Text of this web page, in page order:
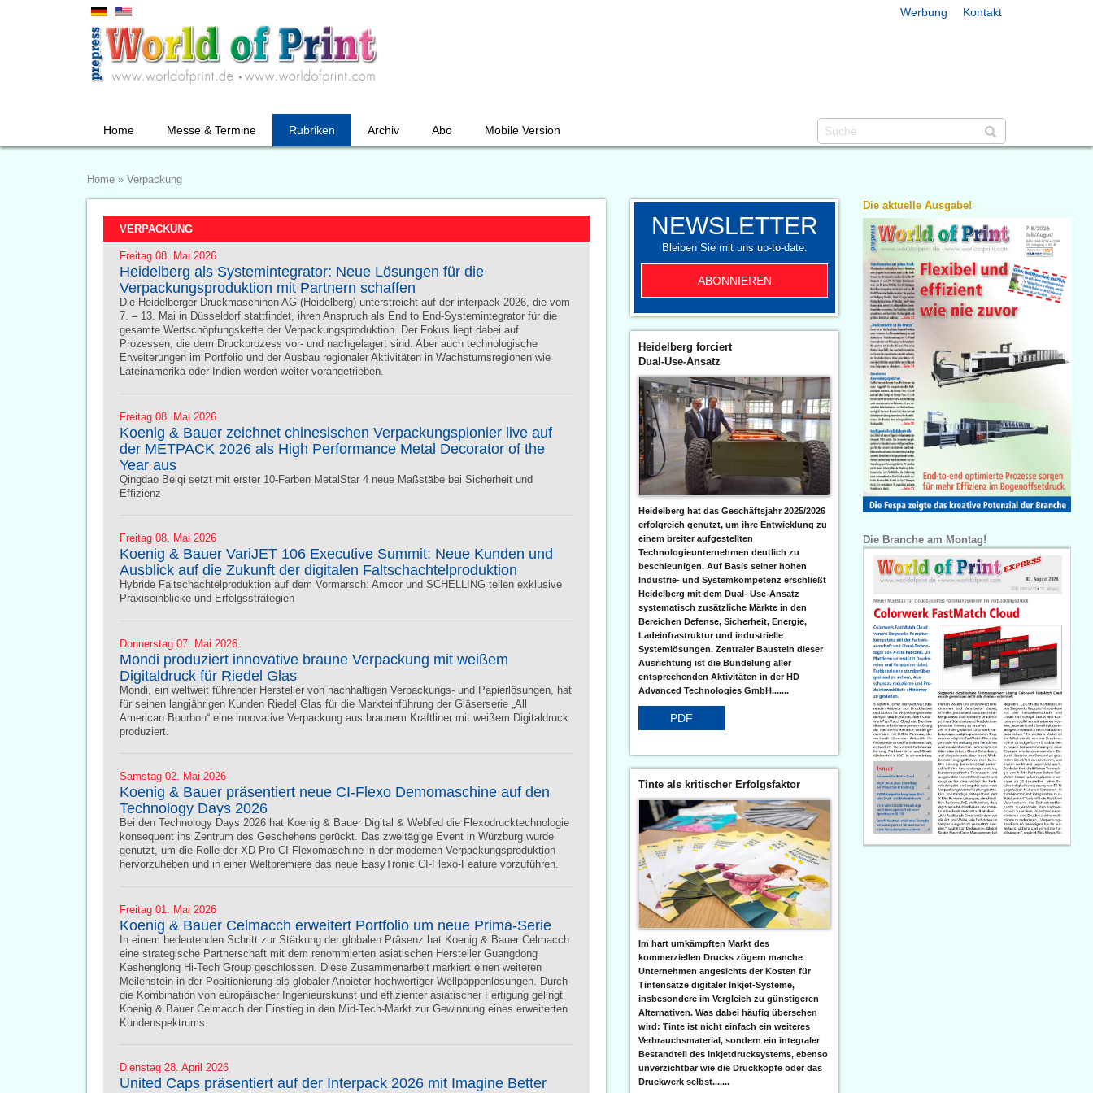
Werbung Kontakt
Home Messe & Termine Rubriken Archiv Abo Mobile Version
Home » Verpackung
VERPACKUNG
Freitag 08. Mai 2026
Heidelberg als Systemintegrator: Neue Lösungen für die
Verpackungsproduktion mit Partnern schaffen
Die Heidelberger Druckmaschinen AG (Heidelberg) unterstreicht auf der interpack 2026, die vom
7. – 13. Mai in Düsseldorf stattfindet, ihren Anspruch als End to End-Systemintegrator für die
gesamte Wertschöpfungskette der Verpackungsproduktion. Der Fokus liegt dabei auf
Prozessen, die dem Druckprozess vor- und nachgelagert sind. Aber auch technologische
Erweiterungen im Portfolio und der Ausbau regionaler Aktivitäten in Wachstumsregionen wie
Lateinamerika oder Indien werden weiter vorangetrieben.
Freitag 08. Mai 2026
Koenig & Bauer zeichnet chinesischen Verpackungspionier live auf
der METPACK 2026 als High Performance Metal Decorator of the
Year aus
Qingdao Beiqi setzt mit erster 10-Farben MetalStar 4 neue Maßstäbe bei Sicherheit und
Effizienz
Freitag 08. Mai 2026
Koenig & Bauer VariJET 106 Executive Summit: Neue Kunden und
Ausblick auf die Zukunft der digitalen Faltschachtelproduktion
Hybride Faltschachtelproduktion auf dem Vormarsch: Amcor und SCHELLING teilen exklusive
Praxiseinblicke und Erfolgsstrategien
Donnerstag 07. Mai 2026
Mondi produziert innovative braune Verpackung mit weißem
Digitaldruck für Riedel Glas
Mondi, ein weltweit führender Hersteller von nachhaltigen Verpackungs- und Papierlösungen, hat
für seinen langjährigen Kunden Riedel Glas für die Markteinführung der Gläserserie „All
American Bourbon“ eine innovative Verpackung aus braunem Kraftliner mit weißem Digitaldruck
produziert.
Samstag 02. Mai 2026
Koenig & Bauer präsentiert neue CI-Flexo Demomaschine auf den
Technology Days 2026
Bei den Technology Days 2026 hat Koenig & Bauer Digital & Webfed die Flexodrucktechnologie
konsequent ins Zentrum des Geschehens gerückt. Das zweitägige Event in Würzburg wurde
genutzt, um die Rolle der XD Pro CI-Flexomaschine in der modernen Verpackungsproduktion
hervorzuheben und in einer Weltpremiere das neue EasyTronic CI-Flexo-Feature vorzuführen.
Freitag 01. Mai 2026
Koenig & Bauer Celmacch erweitert Portfolio um neue Prima-Serie
In einem bedeutenden Schritt zur Stärkung der globalen Präsenz hat Koenig & Bauer Celmacch
eine strategische Partnerschaft mit dem renommierten asiatischen Hersteller Guangdong
Keshenglong Hi-Tech Group geschlossen. Diese Zusammenarbeit markiert einen weiteren
Meilenstein in der Positionierung als globaler Anbieter hochwertiger Wellpappenlösungen. Durch
die Kombination von europäischer Ingenieurskunst und effizienter asiatischer Fertigung gelingt
Koenig & Bauer Celmacch der Einstieg in den Mid-Tech-Markt zur Gewinnung eines erweiterten
Kundenspektrums.
Dienstag 28. April 2026
United Caps präsentiert auf der Interpack 2026 mit Imagine Better
NEWSLETTER
Bleiben Sie mit uns up-to-date.
ABONNIEREN
Heidelberg forciert
Dual-Use-Ansatz
Heidelberg hat das Geschäftsjahr 2025/2026
erfolgreich genutzt, um ihre Entwicklung zu
einem breiter aufgestellten
Technologieunternehmen deutlich zu
beschleunigen. Auf Basis seiner hohen
Industrie- und Systemkompetenz erschließt
Heidelberg mit dem Dual- Use-Ansatz
systematisch zusätzliche Märkte in den
Bereichen Defense, Sicherheit, Energie,
Ladeinfrastruktur und industrielle
Systemlösungen. Zentraler Baustein dieser
Ausrichtung ist die Bündelung aller
entsprechenden Aktivitäten in der HD
Advanced Technologies GmbH.......
PDF
Tinte als kritischer Erfolgsfaktor
Im hart umkämpften Markt des
kommerziellen Drucks zögern manche
Unternehmen angesichts der Kosten für
Tintensätze digitaler Inkjet-Systeme,
insbesondere im Vergleich zu günstigeren
Alternativen. Was dabei häufig übersehen
wird: Tinte ist nicht einfach ein weiteres
Verbrauchsmaterial, sondern ein integraler
Bestandteil des Inkjetdrucksystems, ebenso
unverzichtbar wie die Druckköpfe oder das
Druckwerk selbst.......
Die aktuelle Ausgabe!
Die Branche am Montag!